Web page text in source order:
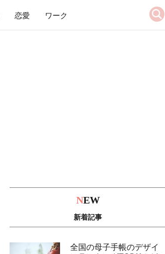
恋愛 ワーク
NEW
新着記事
全国の母子手帳のデザイ